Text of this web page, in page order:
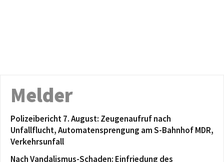
Melder
Polizeibericht 7. August: Zeugenaufruf nach
Unfallflucht, Automatensprengung am S-Bahnhof MDR,
Verkehrsunfall
Nach Vandalismus-Schaden: Einfriedung des